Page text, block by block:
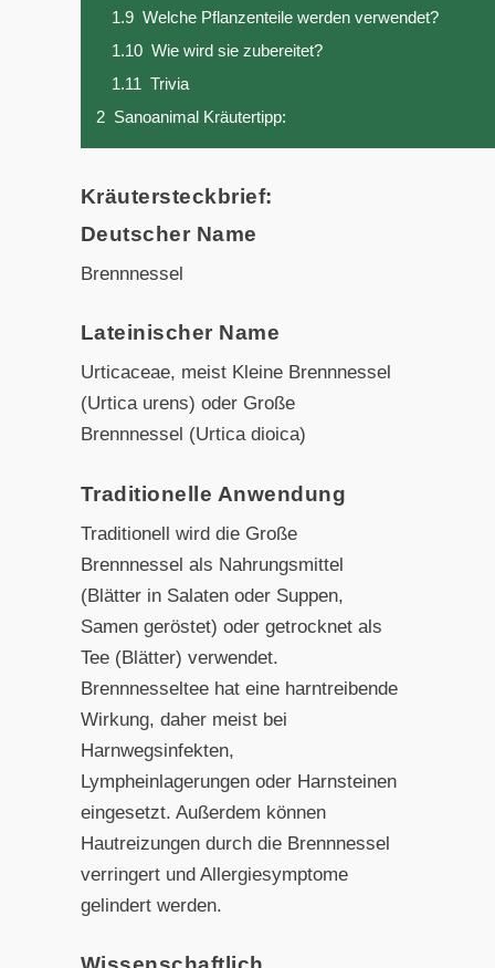
1.9 Welche Pflanzenteile werden verwendet?
1.10 Wie wird sie zubereitet?
1.11 Trivia
2 Sanoanimal Kräutertipp:
Kräutersteckbrief:
Deutscher Name
Brennnessel
Lateinischer Name
Urticaceae, meist Kleine Brennnessel
(Urtica urens) oder Große
Brennnessel (Urtica dioica)
Traditionelle Anwendung
Traditionell wird die Große
Brennnessel als Nahrungsmittel
(Blätter in Salaten oder Suppen,
Samen geröstet) oder getrocknet als
Tee (Blätter) verwendet.
Brennnesseltee hat eine harntreibende
Wirkung, daher meist bei
Harnwegsinfekten,
Lympheinlagerungen oder Harnsteinen
eingesetzt. Außerdem können
Hautreizungen durch die Brennnessel
verringert und Allergiesymptome
gelindert werden.